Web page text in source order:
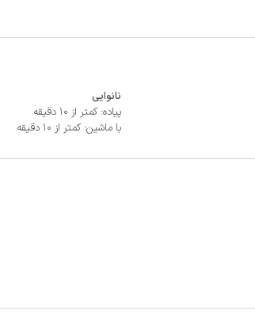
نانوایی
پیاده: کمتر از 10 دقیقه
با ماشین: کمتر از 10 دقیقه